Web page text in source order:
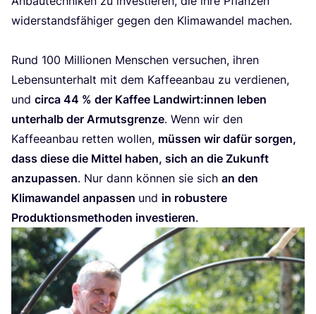
wider­stands­fä­hi­ger gegen den Kli­ma­wan­del machen.
Rund 100 Mil­lio­nen Men­schen ver­su­chen, ihren
Lebens­un­ter­halt mit dem Kaf­fee­an­bau zu ver­die­nen,
und cir­ca 44 % der Kaf­fee Landwirt:innen leben
unter­halb der Armuts­gren­ze. Wenn wir den
Kaf­fee­an­bau ret­ten wol­len, müs­sen wir dafür sor­gen,
dass die­se die Mit­tel haben, sich an die Zukunft
anzu­pas­sen. Nur dann kön­nen sie sich an den
Kli­ma­wan­del anpas­sen und in robus­te­re
Pro­duk­ti­ons­me­tho­den inves­tie­ren.